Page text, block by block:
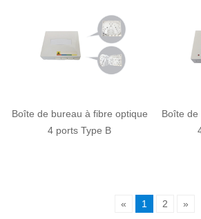
Boîte de bureau à fibre optique
4 ports Type B
Boîte de
« 1 2 »